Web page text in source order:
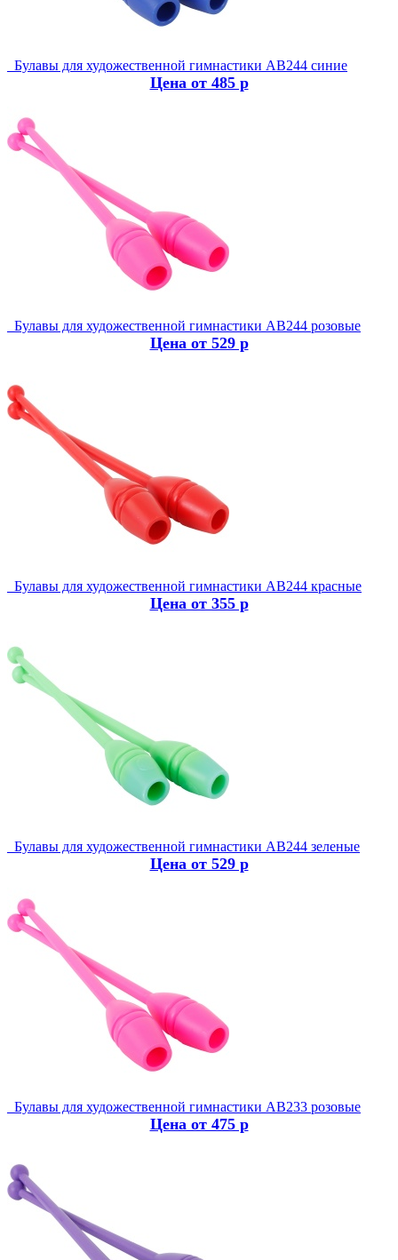
Булавы для художественной гимнастики AB244 синие
Цена от 485 р
Булавы для художественной гимнастики AB244 розовые
Цена от 529 р
Булавы для художественной гимнастики AB244 красные
Цена от 355 р
Булавы для художественной гимнастики AB244 зеленые
Цена от 529 р
Булавы для художественной гимнастики AB233 розовые
Цена от 475 р